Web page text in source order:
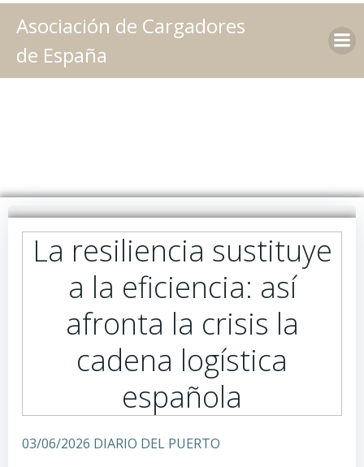
Saltar
al
Asociación de Cargadores
de España
La resiliencia sustituye
a la eficiencia: así
afronta la crisis la
cadena logística
española
03/06/2026 DIARIO DEL PUERTO